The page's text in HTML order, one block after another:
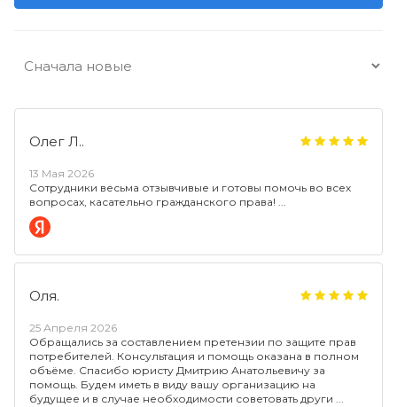
Олег Л..
13 Мая 2026
Сотрудники весьма отзывчивые и готовы помочь во всех
вопросах, касательно гражданского права!
Оля.
25 Апреля 2026
Обращались за составлением претензии по защите прав
потребителей. Консультация и помощь оказана в полном
объёме. Спасибо юристу Дмитрию Анатольевичу за
помощь. Будем иметь в виду вашу организацию на
будущее и в случае необходимости советовать други